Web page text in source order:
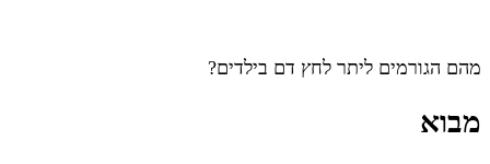
מהם הגורמים ליתר לחץ דם בילדים?
מבוא